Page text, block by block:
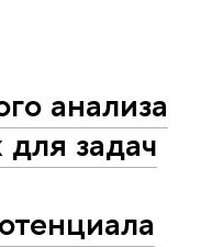
анализа
задач